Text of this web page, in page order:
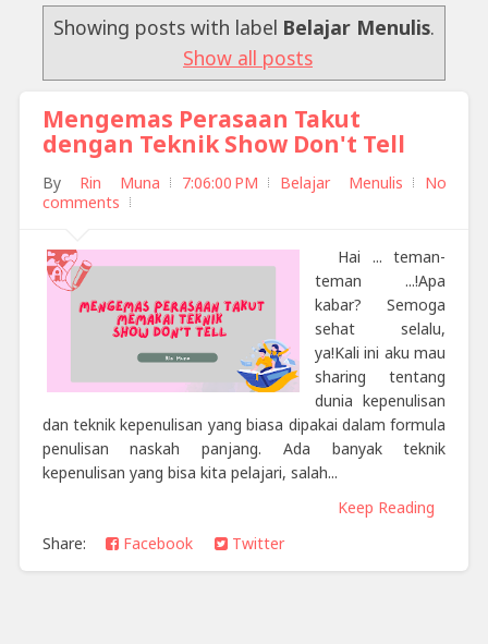
Showing posts with label Belajar Menulis.
Show all posts
Mengemas Perasaan Takut
dengan Teknik Show Don't Tell
By Rin Muna 7:06:00 PM Belajar Menulis
No
comments
Hai ... teman-
teman ...!Apa
kabar? Semoga
sehat selalu,
ya!Kali ini aku mau
sharing tentang
dunia kepenulisan
dan teknik kepenulisan yang biasa dipakai dalam formula
penulisan naskah panjang. Ada banyak teknik
kepenulisan yang bisa kita pelajari, salah...
Keep Reading
Share:
Facebook Twitter